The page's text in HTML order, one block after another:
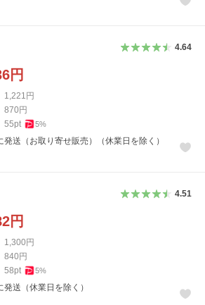
4.64
円
1,221 円
870 円
55pt 5%
発送（お取り寄せ販売）（休業日を除く）
4.51
円
1,300 円
840 円
58pt 5%
送（休業日を除く）